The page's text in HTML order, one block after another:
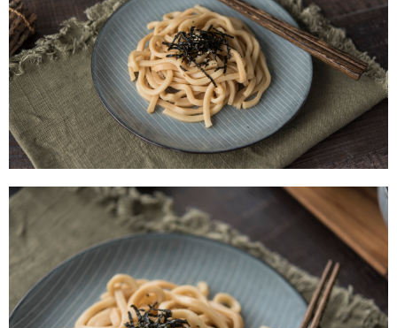
１．透過由恩沛科技股份有限公司提供之「AFTEE先享後付」服務完成之交
易，需依本服務之必要範圍內提供個人資料，並將交易相關給付款項請求債
權轉讓予恩沛科技股份有限公司。
２．關於個人資料處理事宜，請瀏覽以下網址：
https://aftee.tw/terms/#terms3
３．未成年的使用者請事先徵得法定代理人或監護人之同意方可使用
「AFTEE先享後付」，若未經同意申辦者引起之損失，本公司不負相關責
任。
４．使用「AFTEE先享後付」時，將依據個別帳號之用戶狀況，依本公司即
時審查核予不同之上限額度；若仍有額度不足之情形，本公司將視審查結果
請求用戶進行身份認證。
恩沛科技股份有限公司將有權停止該用戶之使用額度並採取法律行動。